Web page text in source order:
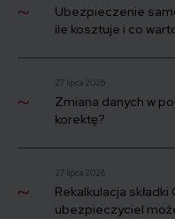
Ubezpieczenie
ile kosztuje i co
27 lipca 2026
Zmiana danych w
korektę?
27 lipca 2026
Rekalkulacja
ubezpieczyciel